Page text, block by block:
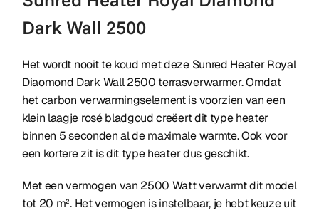
Dark Wall 2500
Het wordt nooit te koud met deze Sunred Heater Royal
Diaomond Dark Wall 2500 terrasverwarmer. Omdat
het carbon verwarmingselement is voorzien van een
klein laagje rosé bladgoud creëert dit type heater
binnen 5 seconden al de maximale warmte. Ook voor
een kortere zit is dit type heater dus geschikt.
Met een vermogen van 2500 Watt verwarmt dit model
tot 20 m². Het vermogen is instelbaar, je hebt keuze uit